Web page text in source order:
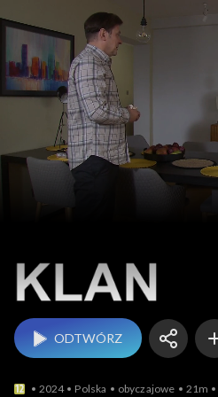
ODTWÓRZ
2024 Polska obyczajowe 21m